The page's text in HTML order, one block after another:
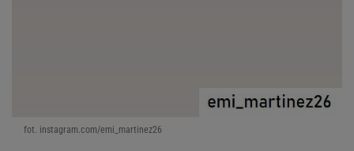
fot. instagram.com/emi_martinez26